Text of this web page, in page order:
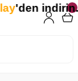
'den indirin.